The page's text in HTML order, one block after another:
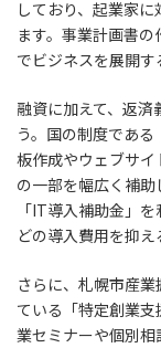
しており、起業家
ます。事業計画書
でビジネスを展開す
融資に加えて、返
う。国の制度であ
板作成やウェブサ
の一部を幅広く補
「IT導入補助金」
どの導入費用を抑え
さらに、札幌市産
ている「特定創業
業セミナーや個別